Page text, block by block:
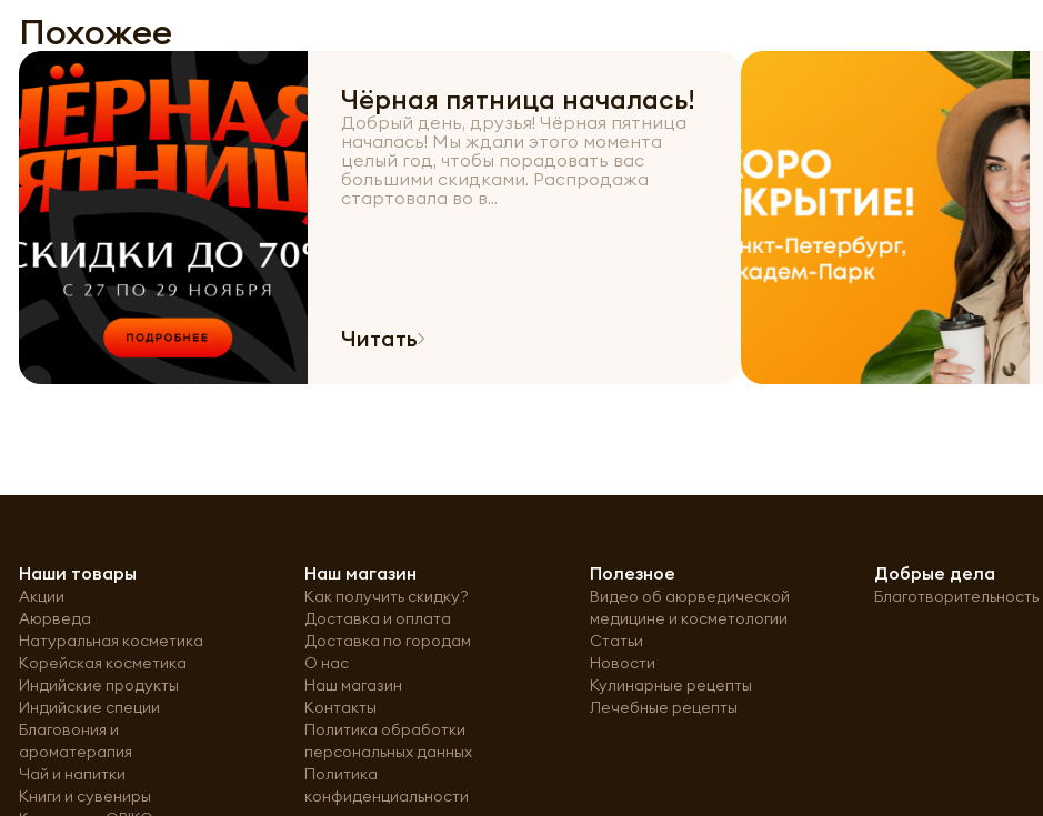
Похожее
Чёрная пятница началась!
Добрый день, друзья! Чёрная пятница
началась! Мы ждали этого момента
целый год, чтобы порадовать вас
большими скидками. Распродажа
стартовала во в...
Читать
Наши товары
Акции
Аюрведа
Натуральная косметика
Корейская косметика
Индийские продукты
Индийские специи
Благовония и
ароматерапия
Чай и напитки
Книги и сувениры
Наш магазин
Как получить скидку?
Доставка и оплата
Доставка по городам
О нас
Наш магазин
Контакты
Политика обработки
персональных данных
Политика
конфиденциальности
Полезное
Видео об аюрведической
медицине и косметологии
Статьи
Новости
Кулинарные рецепты
Лечебные рецепты
Добрые дела
Благотворительность